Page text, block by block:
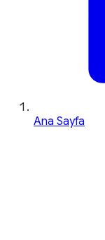
Ana Sayfa